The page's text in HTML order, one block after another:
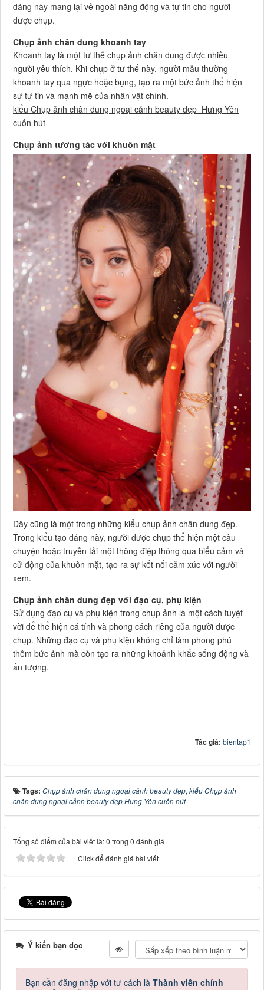
dáng này mang lại vẻ ngoài năng động và tự tin cho người
được chụp.
Chụp ảnh chân dung khoanh tay
Khoanh tay là một tư thế chụp ảnh chân dung được nhiều
người yêu thích. Khi chụp ở tư thế này, người mẫu thường
khoanh tay qua ngực hoặc bụng, tạo ra một bức ảnh thể hiện
sự tự tin và mạnh mẽ của nhân vật chính.
kiểu Chụp ảnh chân dung ngoại cảnh beauty đẹp Hưng Yên
cuốn hút
Chụp ảnh tương tác với khuôn mặt
Đây cũng là một trong những kiểu chụp ảnh chân dung đẹp.
Trong kiểu tạo dáng này, người được chụp thể hiện một câu
chuyện hoặc truyền tải một thông điệp thông qua biểu cảm và
cử động của khuôn mặt, tạo ra sự kết nối cảm xúc với người
xem.
Chụp ảnh chân dung đẹp với đạo cụ, phụ kiện
Sử dụng đạo cụ và phụ kiện trong chụp ảnh là một cách tuyệt
vời để thể hiện cá tính và phong cách riêng của người được
chụp. Những đạo cụ và phụ kiện không chỉ làm phong phú
thêm bức ảnh mà còn tạo ra những khoảnh khắc sống động và
ấn tượng.
Tác giả: bientap1
Tags: Chụp ảnh chân dung ngoại cảnh beauty đẹp, kiểu Chụp ảnh
chân dung ngoại cảnh beauty đẹp Hưng Yên cuốn hút
Tổng số điểm của bài viết là: 0 trong 0 đánh giá
Click để đánh giá bài viết
Ý kiến bạn đọc
Bạn cần đăng nhập với tư cách là Thành viên chính